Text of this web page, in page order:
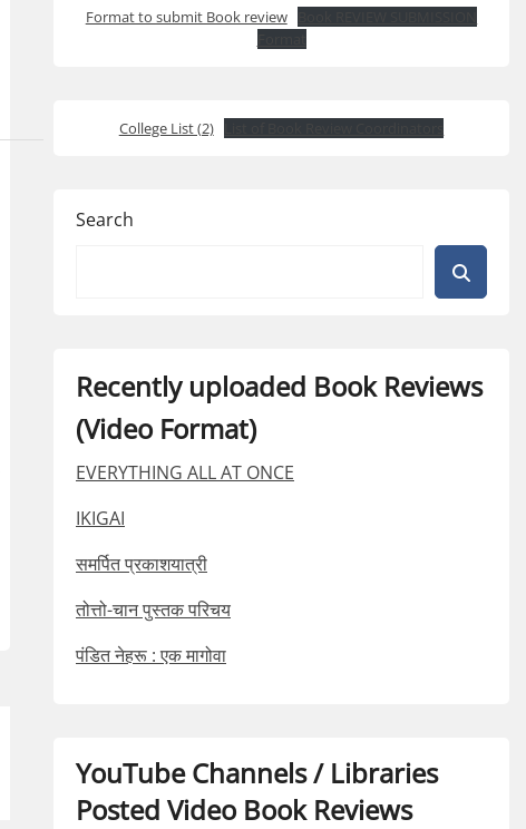
Format to submit Book review
College List (2)
Search
Recently uploaded Book Reviews
(Video Format)
EVERYTHING ALL AT ONCE
IKIGAI
समर्पित प्रकाशयात्री
तोत्तो-चान पुस्तक परिचय
पंडित नेहरू : एक मागोवा
YouTube Channels / Libraries
Posted Video Book Reviews